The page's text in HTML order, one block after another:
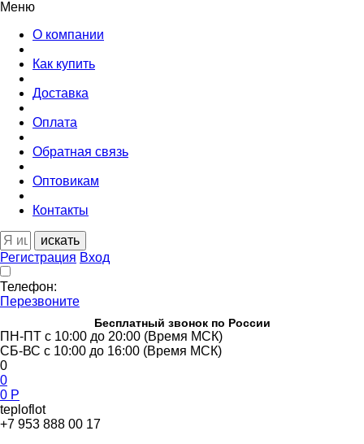
Меню
О компании
Как купить
Доставка
Оплата
Обратная связь
Оптовикам
Контакты
искать
Регистрация Вход
Телефон:
Перезвоните
Бесплатный звонок по России
ПН-ПТ с 10:00 до 20:00 (Время МСК)
СБ-ВС с 10:00 до 16:00 (Время МСК)
0
0
0 Р
teploflot
+7 953 888 00 17